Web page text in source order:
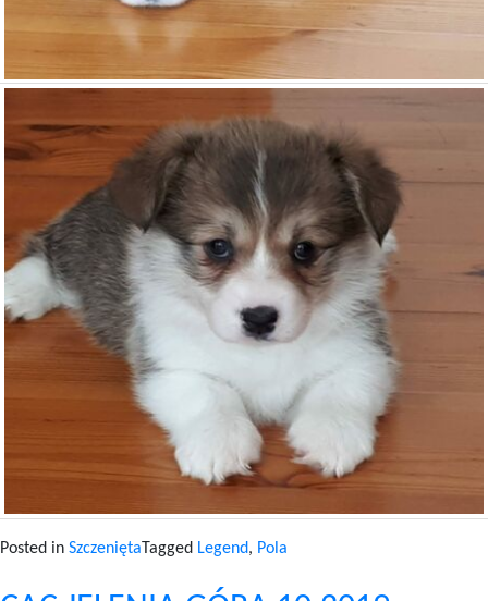
Posted in SzczeniętaTagged Legend, Pola